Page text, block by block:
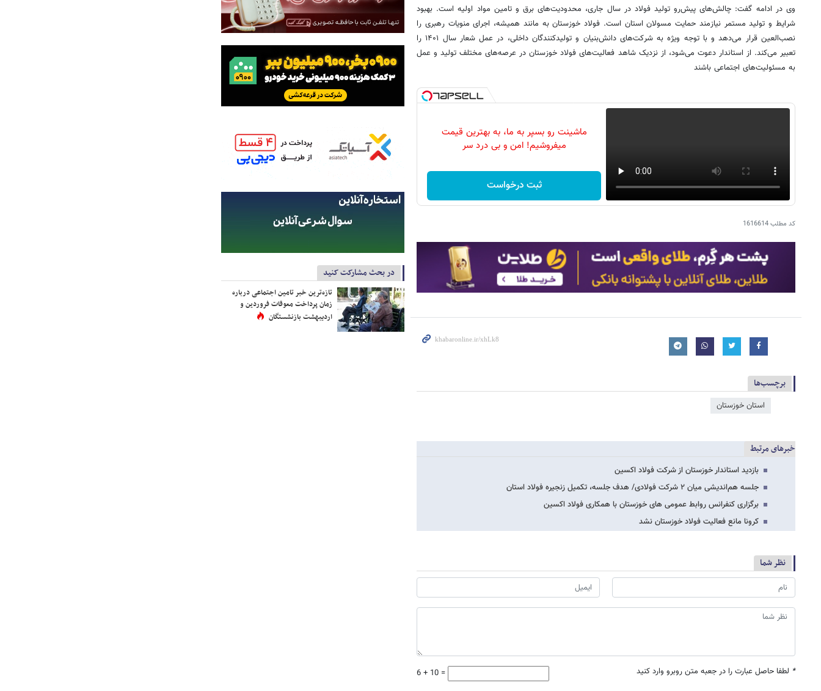
وی در ادامه گفت: چالش‌های پیش‌رو تولید فولاد در سال جاری، محدودیت‌های برق و تامین مواد اولیه است. بهبود
شرایط و تولید مستمر نیازمند حمایت مسولان استان است. فولاد خوزستان به مانند همیشه، اجرای منویات رهبری را
نصب‌العین قرار می‌دهد و با توجه ویژه به شرکت‌های دانش‌بنیان و تولیدکنندگان داخلی، در عمل شعار سال ۱۴۰۱ را
تعبیر می‌کند. از استاندار دعوت‌ می‌شود، از نزدیک شاهد فعالیت‌های فولاد خوزستان در عرصه‌های مختلف تولید و عمل
به مسئولیت‌های اجتماعی باشند
ماشینت رو بسپر به ما، به بهترین قیمت
میفروشیم! امن و بی درد سر
ثبت درخواست
کد مطلب1616614
برچسب‌ها
استان خوزستان
خبرهای مرتبط
بازدید استاندار خوزستان از شرکت فولاد اکسین
جلسه هم‌اندیشی میان ۲ شرکت فولادی/ هدف جلسه، تکمیل زنجیره فولاد استان
برگزاری کنفرانس روابط عمومی های خوزستان با همکاری فولاد اکسین
کرونا مانع فعالیت فولاد خوزستان نشد
نظر شما
* لطفا حاصل عبارت را در جعبه متن روبرو وارد کنید 6 + 10 =
در بحث مشارکت کنید
تازه‌ترین خبر تامین اجتماعی درباره
زمان پرداخت معوقات فروردین و
اردیبهشت بازنشستگان